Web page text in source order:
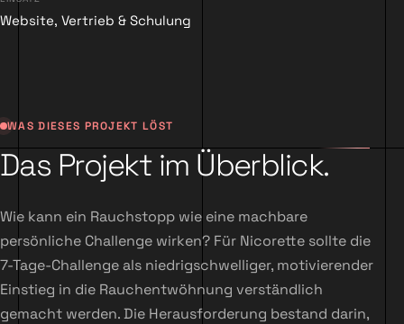
Website, Vertrieb & Schulung
WAS DIESES PROJEKT LÖST
Das Projekt im Überblick.
Wie kann ein Rauchstopp wie eine machbare
persönliche Challenge wirken? Für Nicorette sollte die
7-Tage-Challenge als niedrigschwelliger, motivierender
Einstieg in die Rauchentwöhnung verständlich
gemacht werden. Die Herausforderung bestand darin,